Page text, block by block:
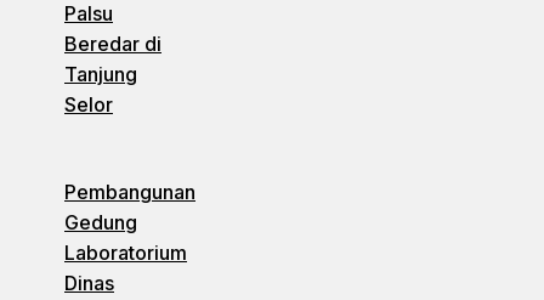
Palsu
Beredar di
Tanjung
Selor
Pembangunan
Gedung
Laboratorium
Dinas